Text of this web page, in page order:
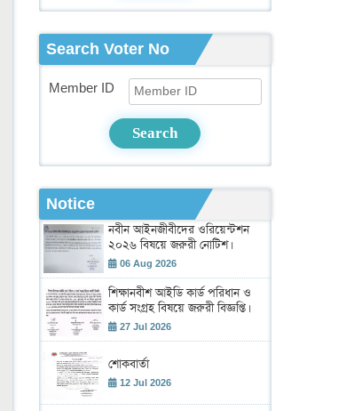
Search Voter No
Member ID
Search
Notice
নবীন আইনজীবীদের ওরিয়েন্টশন
২০২৬ বিষয়ে জরুরী নোটিশ।
06 Aug 2026
শিক্ষানবীশ আইডি কার্ড পরিধান ও
কার্ড সংগ্রহ বিষয়ে জরুরী বিজ্ঞপ্তি।
27 Jul 2026
শোকবার্তা
12 Jul 2026